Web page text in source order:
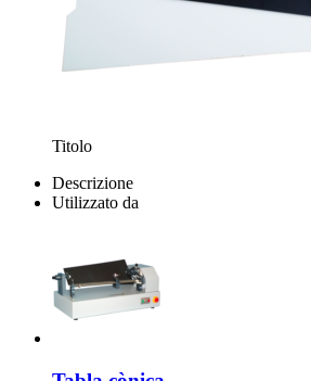
Titolo
Descrizione
Utilizzato da